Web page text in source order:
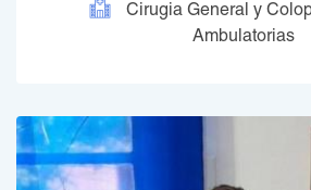
Cirugia General y
Ambulatorias